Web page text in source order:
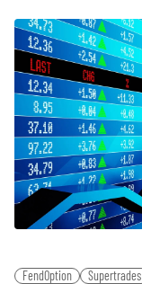
FendOption Supertrades